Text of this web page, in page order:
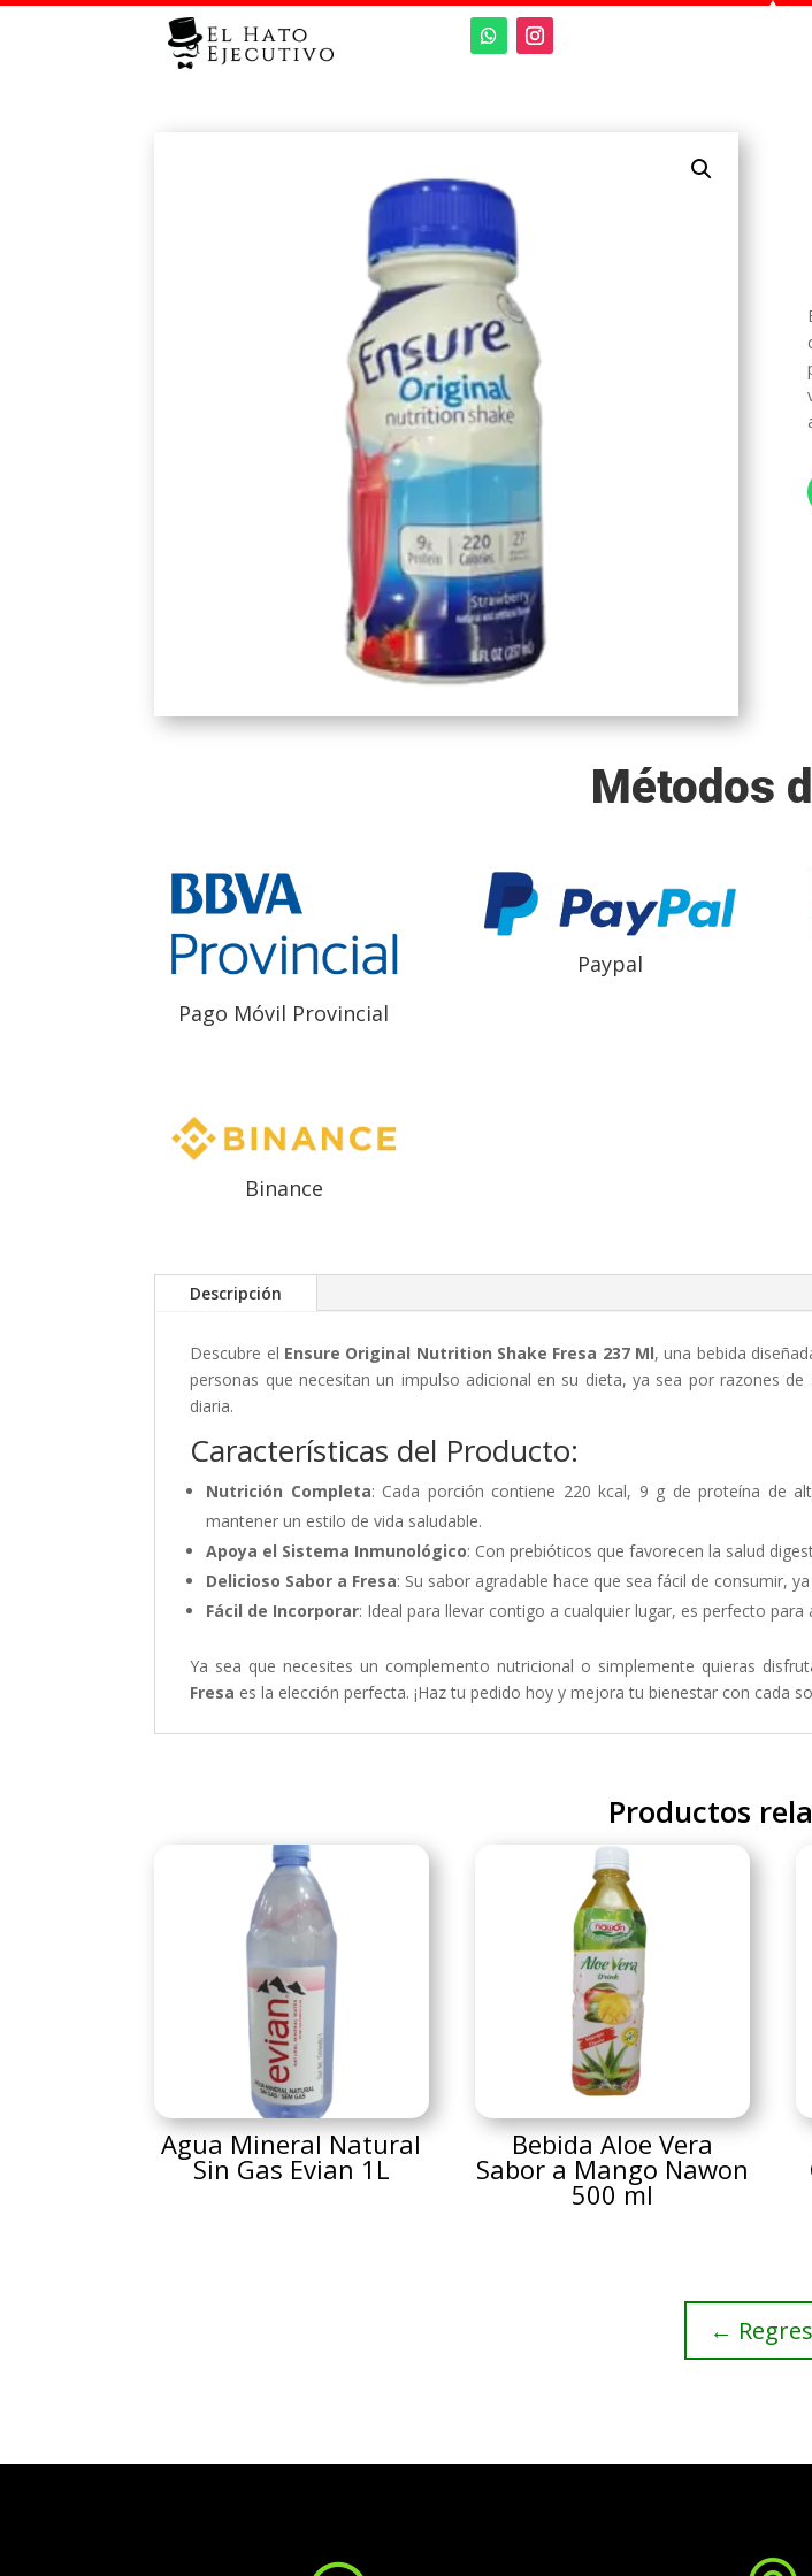
Métodos
Pago Móvil Provincial
Paypal
Binance
Descripción
Descubre el Ensure Original Nutrition Shake Fresa 237 Ml, una bebida
personas que necesitan un impulso adicional en su dieta, ya sea por razones
diaria.
Características del Producto:
Nutrición Completa: Cada porción contiene 220 kcal, 9 g de proteína de
mantener un estilo de vida saludable.
Apoya el Sistema Inmunológico: Con prebióticos que favorecen la salud
Delicioso Sabor a Fresa: Su sabor agradable hace que sea fácil de consumir,
Fácil de Incorporar: Ideal para llevar contigo a cualquier lugar, es perfecto
Ya sea que necesites un complemento nutricional o simplemente quieras
Fresa es la elección perfecta. ¡Haz tu pedido hoy y mejora tu bienestar con cada
Productos
Agua Mineral Natural
Sin Gas Evian 1L
Bebida Aloe Vera
Sabor a Mango Nawon
500 ml
←